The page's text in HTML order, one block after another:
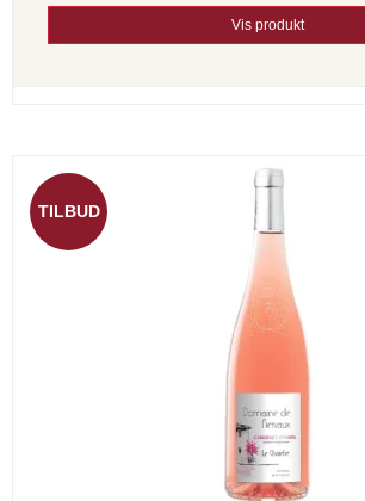
Vis produkt
TILBUD